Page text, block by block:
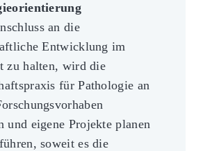
an die
Entwicklung im
zu halten, wird die
für Pathologie an
und eigene Projekte planen
soweit es die